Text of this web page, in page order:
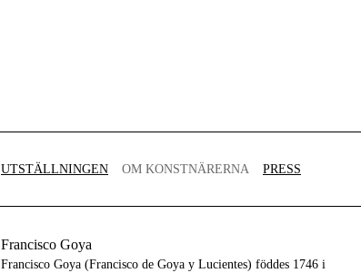
UTSTÄLLNINGEN OM KONSTNÄRERNA PRESS
Francisco Goya
Francisco Goya (Francisco de Goya y Lucientes) föddes 1746 i